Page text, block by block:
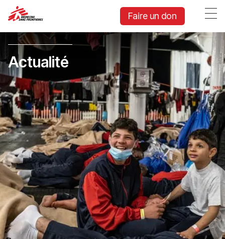
Faire un don
Actualité